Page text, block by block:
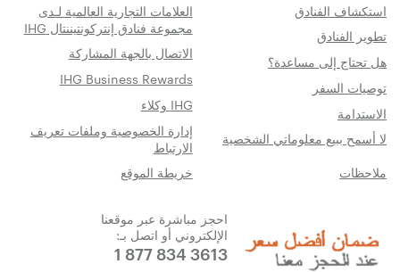
استكشاف الفنادق
العلامات التجارية العالمية لـدى
مجموعة فنادق إنتركونتيننتال IHG
تطوير الفنادق
الاتصال بالجهة المشاركة
هل تحتاج إلى مساعدة؟
IHG Business Rewards
توصيات السفر
IHG وكلاء
الاستدامة
إدارة الخصوصية وملفات تعريف
الارتباط
لا أسمح ببيع معلوماتي الشخصية
خريطة الموقع
ملاحظات
احجز مباشرة عبر موقعنا
الإلكتروني أو اتصل بـ:
1 877 834 3613